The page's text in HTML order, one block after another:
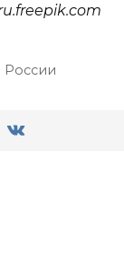
freepik.com
России